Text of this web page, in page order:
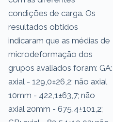
condições de carga. Os
resultados obtidos
indicaram que as médias de
microdeformação dos
grupos avaliados foram: GA:
axial - 129,0±26,2; não axial
10mm - 422,1±63,7; não
axial 20mm - 675,4±101,2;